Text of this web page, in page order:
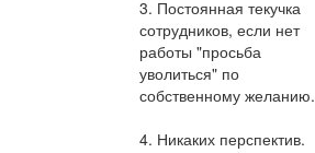
3. Постоянная текучка
сотрудников, если нет
работы "просьба
уволиться" по
собственному желанию.
4. Никаких перспектив.